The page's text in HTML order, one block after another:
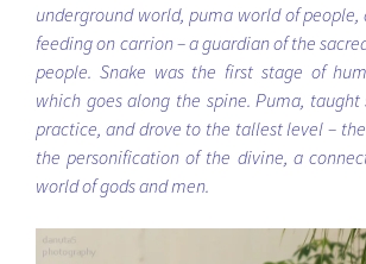
underground world, puma world of people,
feeding on carrion – a guardian of the
people. Snake was the first stage of
which goes along the spine. Puma,
practice, and drove to the tallest level –
the personification of the divine, a
world of gods and men.